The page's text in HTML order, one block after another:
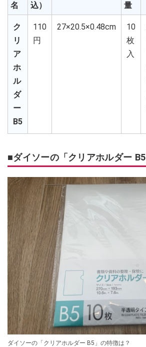
名
込）
量
ク
リ
ア
ホ
ル
ダ
ー
B5
110
円
27×20.5×0.48cm
10
枚
入
■ダイソーの「クリアホルダー
ダイソーの「クリアホルダー B5」の特徴は？